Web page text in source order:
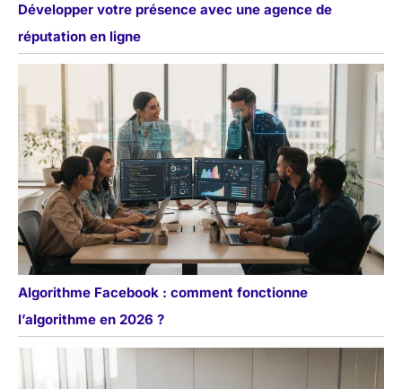
Développer votre présence avec une agence de
réputation en ligne
Algorithme Facebook : comment fonctionne
l’algorithme en 2026 ?